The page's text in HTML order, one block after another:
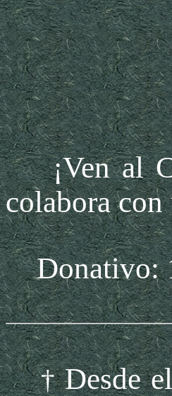
¡Ven al
colabora con
Donativo:
† Desde